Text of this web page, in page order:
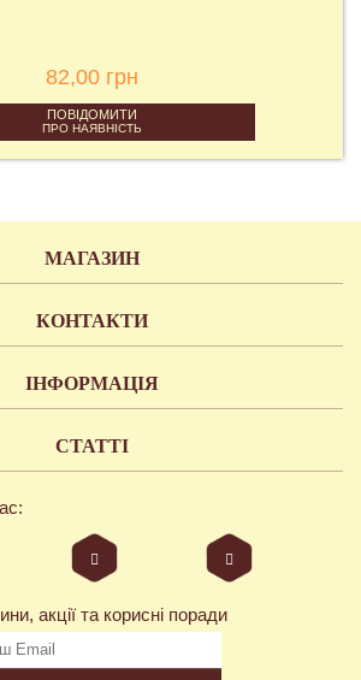
82,00 грн
ПОВІДОМИТИ
ПРО НАЯВНІСТЬ
МАГАЗИН
КОНТАКТИ
ІНФОРМАЦІЯ
СТАТТІ
акції та корисні поради